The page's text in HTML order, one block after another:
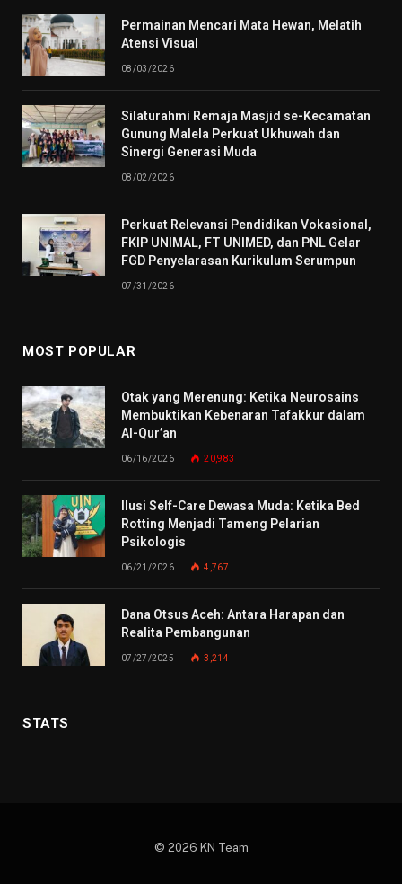
Permainan Mencari Mata Hewan, Melatih
Atensi Visual
08/03/2026
Silaturahmi Remaja Masjid se-Kecamatan
Gunung Malela Perkuat Ukhuwah dan
Sinergi Generasi Muda
08/02/2026
Perkuat Relevansi Pendidikan Vokasional,
FKIP UNIMAL, FT UNIMED, dan PNL Gelar
FGD Penyelarasan Kurikulum Serumpun
07/31/2026
MOST POPULAR
Otak yang Merenung: Ketika Neurosains
Membuktikan Kebenaran Tafakkur dalam
Al-Qur’an
06/16/2026 20,983
Ilusi Self-Care Dewasa Muda: Ketika Bed
Rotting Menjadi Tameng Pelarian
Psikologis
06/21/2026 4,767
Dana Otsus Aceh: Antara Harapan dan
Realita Pembangunan
07/27/2025 3,214
STATS
© 2026 KN Team